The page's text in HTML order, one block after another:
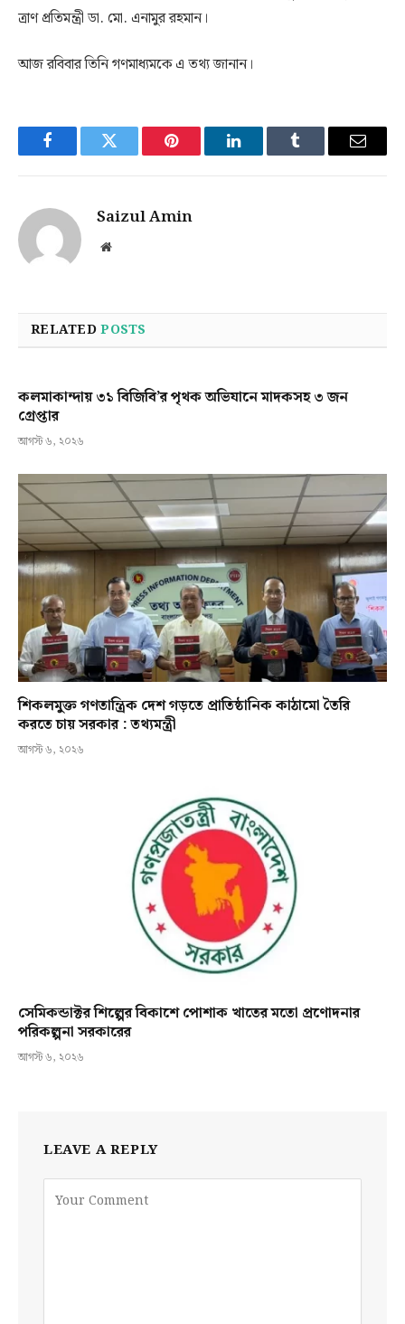
ত্রাণ প্রতিমন্ত্রী ডা. মো. এনামুর রহমান।
আজ রবিবার তিনি গণমাধ্যমকে এ তথ্য জানান।
FacebookTwitter Pinterest LinkedInTumblr Email
Saizul Amin
Website
RELATEDPOSTS
কলমাকান্দায় ৩১ বিজিবি’র পৃথক অভিযানে মাদকসহ ৩ জন
গ্রেপ্তার
আগস্ট ৬, ২০২৬
শিকলমুক্ত গণতান্ত্রিক দেশ গড়তে প্রাতিষ্ঠানিক কাঠামো তৈরি
করতে চায় সরকার : তথ্যমন্ত্রী
আগস্ট ৬, ২০২৬
সেমিকন্ডাক্টর শিল্পের বিকাশে পোশাক খাতের মতো প্রণোদনার
পরিকল্পনা সরকারের
আগস্ট ৬, ২০২৬
LEAVE A REPLY